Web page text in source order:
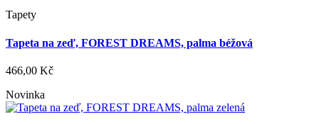
Tapety
Tapeta na zeď, FOREST DREAMS, palma béžová
466,00 Kč
Novinka